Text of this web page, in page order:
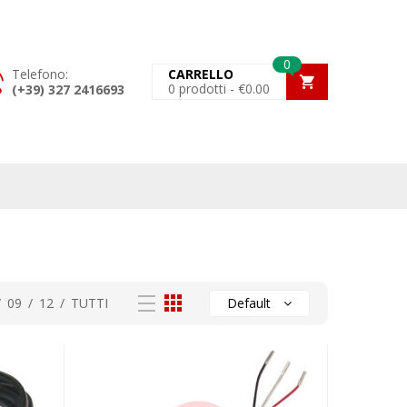
Telefono:
(+39) 327 2416693
0
CARRELLO
0 prodotti - €0.00
09 / 12 / TUTTI Default